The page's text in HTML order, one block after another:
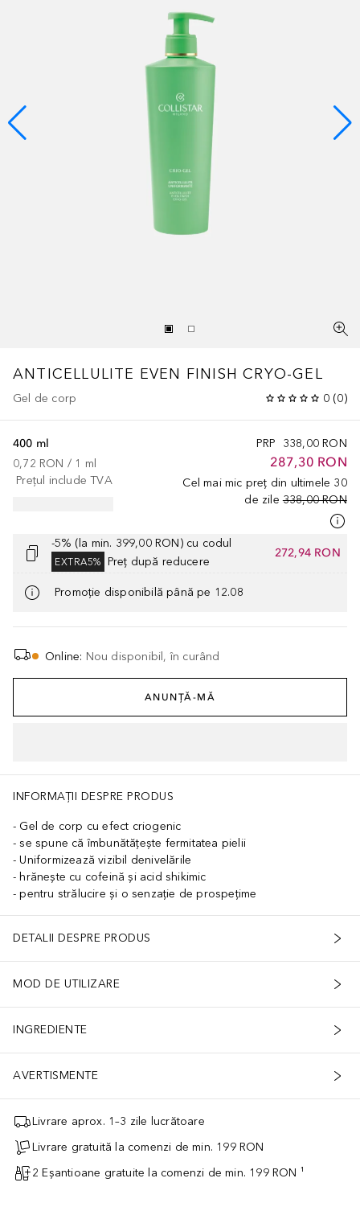
ANTICELLULITE EVEN FINISH CRYO-GEL
Gel de corp 0 (0)
PRP 338,00 RON
287,30 RON
Cel mai mic preț din ultimele 30
de zile 338,00 RON
400 ml
0,72 RON / 1 ml
Prețul include TVA
-5% (la min. 399,00 RON) cu codul
EXTRA5% Preț după reducere
272,94 RON
Promoție disponibilă până pe 12.08
Online: Nou disponibil, în curând
ANUNȚĂ-MĂ
INFORMAȚII DESPRE PRODUS
Gel de corp cu efect criogenic
se spune că îmbunătățește fermitatea pielii
Uniformizează vizibil denivelările
hrănește cu cofeină și acid shikimic
pentru strălucire și o senzație de prospețime
DETALII DESPRE PRODUS
MOD DE UTILIZARE
INGREDIENTE
AVERTISMENTE
Livrare aprox. 1–3 zile lucrătoare
Livrare gratuită la comenzi de min. 199 RON
2 Eșantioane gratuite la comenzi de min. 199 RON ¹